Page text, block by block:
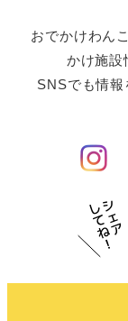
おでかけわん
かけ施設
SNSでも情